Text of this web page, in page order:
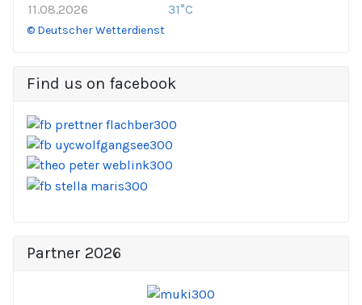
11.08.2026
31°C
© Deutscher Wetterdienst
Find us on facebook
Partner 2026